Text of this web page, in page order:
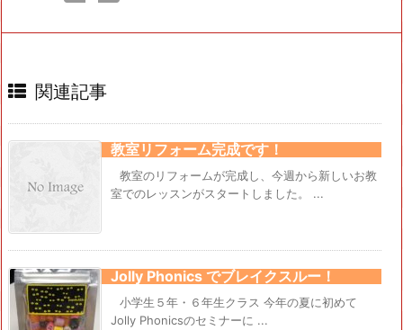
関連記事
教室リフォーム完成です！
教室のリフォームが完成し、今週から新しいお教
室でのレッスンがスタートしました。 ...
Jolly Phonics でブレイクスルー！
小学生５年・６年生クラス 今年の夏に初めて
Jolly Phonicsのセミナーに ...